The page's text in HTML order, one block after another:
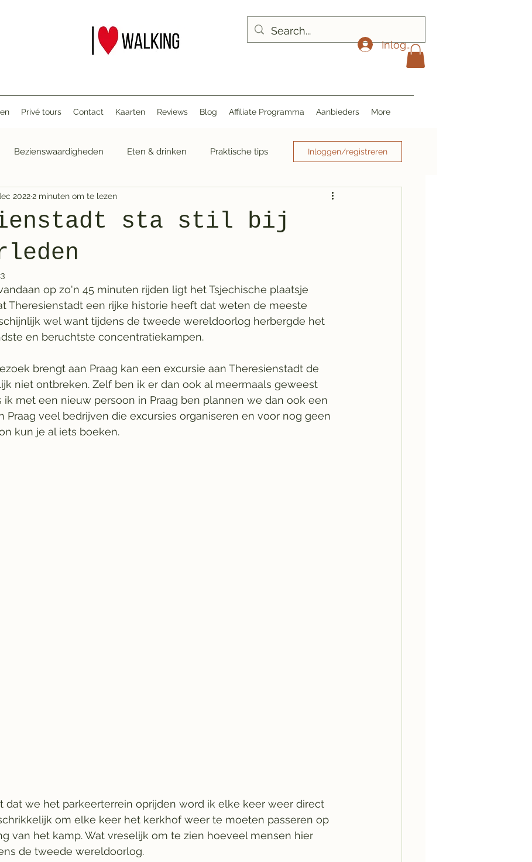
Inloggen
Privé tours Contact Kaarten Reviews Blog Affiliate Programma Aanbieders More
Bezienswaardigheden Eten & drinken Praktische tips Inloggen/registreren
sta stil bij
20222 minuten om te lezen
op zo'n 45 minuten rijden ligt het Tsjechische plaatsje
Theresienstadt een rijke historie heeft dat weten de meeste
wel want tijdens de tweede wereldoorlog herbergde het
en beruchtste concentratiekampen.
brengt aan Praag kan een excursie aan Theresienstadt de
niet ontbreken. Zelf ben ik er dan ook al meermaals geweest
ik met een nieuw persoon in Praag ben plannen we dan ook een
Praag veel bedrijven die excursies organiseren en voor nog geen
kun je al iets boeken.
dat we het parkeerterrein oprijden word ik elke keer weer direct
om elke keer het kerkhof weer te moeten passeren op
van het kamp. Wat vreselijk om te zien hoeveel mensen hier
de tweede wereldoorlog.